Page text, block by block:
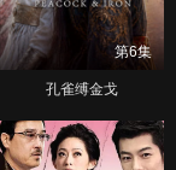
第6集
孔雀缚金戈